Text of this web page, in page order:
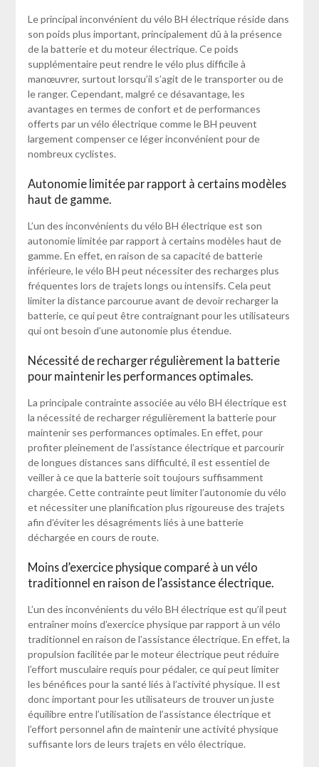
Le principal inconvénient du vélo BH électrique réside dans
son poids plus important, principalement dû à la présence
de la batterie et du moteur électrique. Ce poids
supplémentaire peut rendre le vélo plus difficile à
manœuvrer, surtout lorsqu’il s’agit de le transporter ou de
le ranger. Cependant, malgré ce désavantage, les
avantages en termes de confort et de performances
offerts par un vélo électrique comme le BH peuvent
largement compenser ce léger inconvénient pour de
nombreux cyclistes.
Autonomie limitée par rapport à certains modèles
haut de gamme.
L’un des inconvénients du vélo BH électrique est son
autonomie limitée par rapport à certains modèles haut de
gamme. En effet, en raison de sa capacité de batterie
inférieure, le vélo BH peut nécessiter des recharges plus
fréquentes lors de trajets longs ou intensifs. Cela peut
limiter la distance parcourue avant de devoir recharger la
batterie, ce qui peut être contraignant pour les utilisateurs
qui ont besoin d’une autonomie plus étendue.
Nécessité de recharger régulièrement la batterie
pour maintenir les performances optimales.
La principale contrainte associée au vélo BH électrique est
la nécessité de recharger régulièrement la batterie pour
maintenir ses performances optimales. En effet, pour
profiter pleinement de l’assistance électrique et parcourir
de longues distances sans difficulté, il est essentiel de
veiller à ce que la batterie soit toujours suffisamment
chargée. Cette contrainte peut limiter l’autonomie du vélo
et nécessiter une planification plus rigoureuse des trajets
afin d’éviter les désagréments liés à une batterie
déchargée en cours de route.
Moins d’exercice physique comparé à un vélo
traditionnel en raison de l’assistance électrique.
L’un des inconvénients du vélo BH électrique est qu’il peut
entraîner moins d’exercice physique par rapport à un vélo
traditionnel en raison de l’assistance électrique. En effet, la
propulsion facilitée par le moteur électrique peut réduire
l’effort musculaire requis pour pédaler, ce qui peut limiter
les bénéfices pour la santé liés à l’activité physique. Il est
donc important pour les utilisateurs de trouver un juste
équilibre entre l’utilisation de l’assistance électrique et
l’effort personnel afin de maintenir une activité physique
suffisante lors de leurs trajets en vélo électrique.